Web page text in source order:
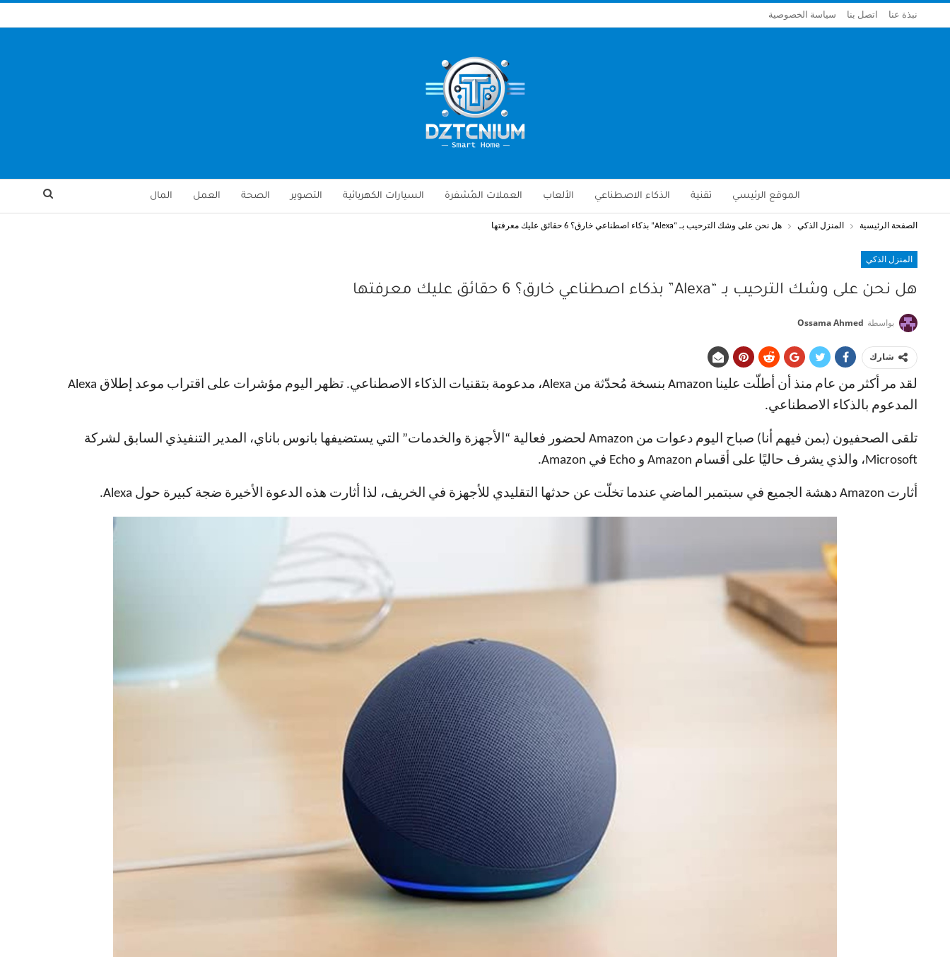
نبذة عنا اتصل بنا سياسة الخصوصية
الموقع الرئيسي تقنية الذكاء الاصطناعي الألعاب العملات المُشفرة السيارات الكهربائية التصوير الصحة العمل المال
الصفحة الرئيسية المنزل الذكي هل نحن على وشك الترحيب بـ “Alexa” بذكاء اصطناعي خارق؟ 6 حقائق عليك معرفتها
المنزل الذكي
هل نحن على وشك الترحيب بـ “Alexa” بذكاء اصطناعي خارق؟ 6 حقائق عليك معرفتها
بواسطة Ossama Ahmed
شارك
لقد مر أكثر من عام منذ أن أطلّت علينا Amazon بنسخة مُحدّثة من Alexa، مدعومة بتقنيات الذكاء الاصطناعي. تظهر اليوم مؤشرات على اقتراب موعد إطلاق Alexa
المدعوم بالذكاء الاصطناعي.
تلقى الصحفيون (بمن فيهم أنا) صباح اليوم دعوات من Amazon لحضور فعالية “الأجهزة والخدمات” التي يستضيفها بانوس باناي، المدير التنفيذي السابق لشركة
Microsoft، والذي يشرف حاليًا على أقسام Amazon و Echo في Amazon.
أثارت Amazon دهشة الجميع في سبتمبر الماضي عندما تخلّت عن حدثها التقليدي للأجهزة في الخريف، لذا أثارت هذه الدعوة الأخيرة ضجة كبيرة حول Alexa.